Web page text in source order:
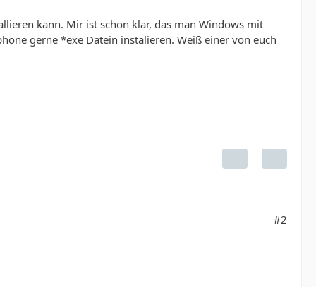
kann. Mir ist schon klar, das man Windows mit
gerne *exe Datein instalieren. Weiß einer von euch
#2